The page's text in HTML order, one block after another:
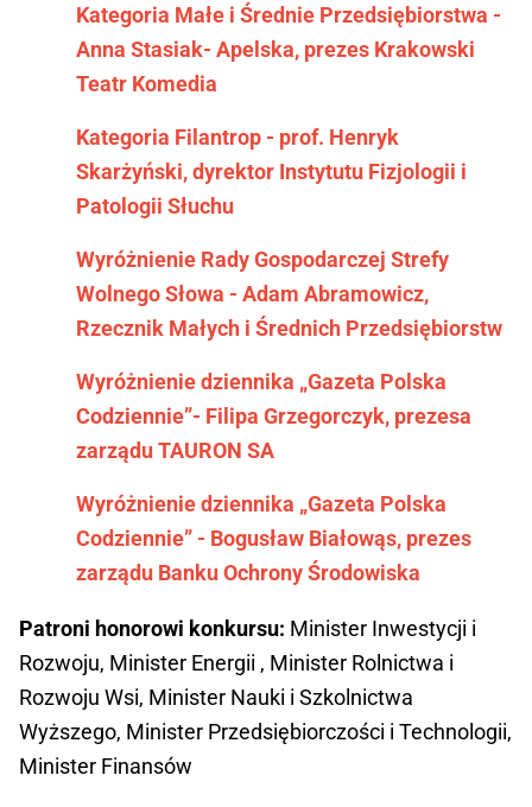
Kategoria Małe i Średnie Przedsiębiorstwa -
Anna Stasiak- Apelska, prezes Krakowski
Teatr Komedia
Kategoria Filantrop - prof. Henryk
Skarżyński, dyrektor Instytutu Fizjologii i
Patologii Słuchu
Wyróżnienie Rady Gospodarczej Strefy
Wolnego Słowa - Adam Abramowicz,
Rzecznik Małych i Średnich Przedsiębiorstw
Wyróżnienie dziennika „Gazeta Polska
Codziennie”- Filipa Grzegorczyk, prezesa
zarządu TAURON SA
Wyróżnienie dziennika „Gazeta Polska
Codziennie” - Bogusław Białowąs, prezes
zarządu Banku Ochrony Środowiska
Patroni honorowi konkursu: Minister Inwestycji i
Rozwoju, Minister Energii , Minister Rolnictwa i
Rozwoju Wsi, Minister Nauki i Szkolnictwa
Wyższego, Minister Przedsiębiorczości i Technologii,
Minister Finansów